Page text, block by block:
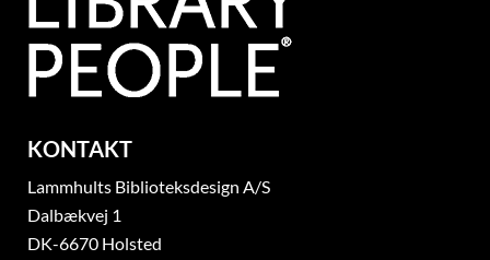
KONTAKT
Lammhults Biblioteksdesign A/S
Dalbækvej 1
DK-6670 Holsted